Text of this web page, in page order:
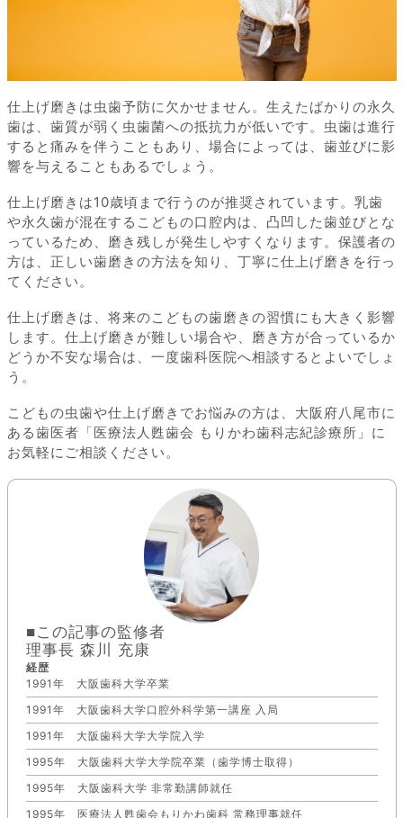
仕上げ磨きは虫歯予防に欠かせません。生えたばかりの永久
歯は、歯質が弱く虫歯菌への抵抗力が低いです。虫歯は進行
すると痛みを伴うこともあり、場合によっては、歯並びに影
響を与えることもあるでしょう。
仕上げ磨きは10歳頃まで行うのが推奨されています。乳歯
や永久歯が混在するこどもの口腔内は、凸凹した歯並びとな
っているため、磨き残しが発生しやすくなります。保護者の
方は、正しい歯磨きの方法を知り、丁寧に仕上げ磨きを行っ
てください。
仕上げ磨きは、将来のこどもの歯磨きの習慣にも大きく影響
します。仕上げ磨きが難しい場合や、磨き方が合っているか
どうか不安な場合は、一度歯科医院へ相談するとよいでしょ
う。
こどもの虫歯や仕上げ磨きでお悩みの方は、大阪府八尾市に
ある歯医者「医療法人甦歯会 もりかわ歯科志紀診療所」に
お気軽にご相談ください。
■この記事の監修者
理事長 森川 充康
経歴
1991年 大阪歯科大学卒業
1991年 大阪歯科大学口腔外科学第一講座 入局
1991年 大阪歯科大学大学院入学
1995年 大阪歯科大学大学院卒業（歯学博士取得）
1995年 大阪歯科大学 非常勤講師就任
1995年 医療法人甦歯会もりかわ歯科 常務理事就任